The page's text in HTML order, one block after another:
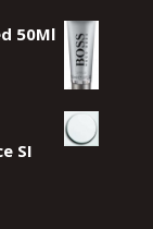
50Ml
SI